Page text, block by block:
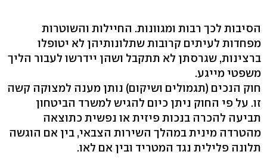
הסיבות לכך רבות ומגוונות. החיילות והשוטרות
מפחדות לעיתים קרובות שתלונותיהן לא יטופלו
ברצינות, שגרסתן לא תתקבל ושהן יידרשו לעבור הליך
משפטי מייגע.
חוק הנכים (תגמולים ושיקום) נותן מענה למצוקה קשה
זו. על פי החוק ניתן כיום להגיש למשרד הביטחון
תביעה להכרה בנכות פיזית או נפשית כתוצאה
מהטרדה מינית במהלך השירות הצבאי, בין אם הוגשה
תלונה פלילית נגד המטריד ובין אם לאו.